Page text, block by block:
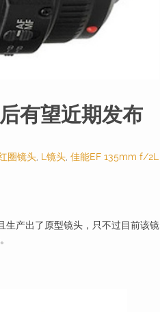
有望近期发布
圈镜头, L镜头, 佳能EF 135mm f/2L
产出了原型镜头，只不过目前该镜